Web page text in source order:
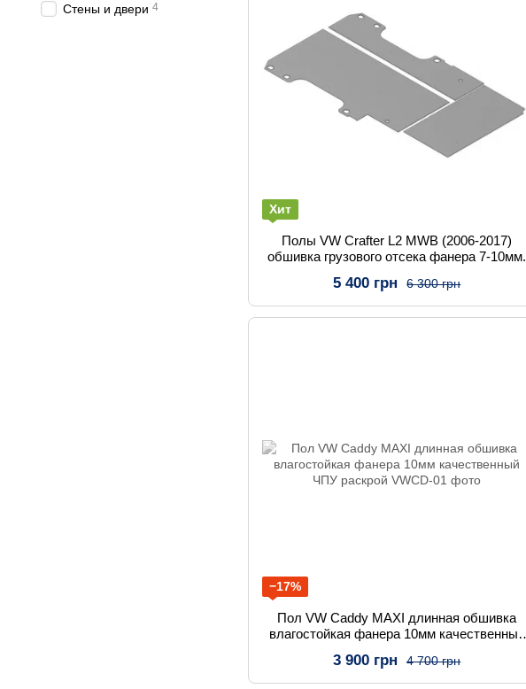
Хит
Полы VW Crafter L2 MWB (2006-2017)
обшивка грузового отсека фанера 7-10мм.
6 300 грн
5 400 грн
−17%
Пол VW Caddy MAXI длинная обшивка
влагостойкая фанера 10мм качественный
4 700 грн
3 900 грн
Стены и двери 4